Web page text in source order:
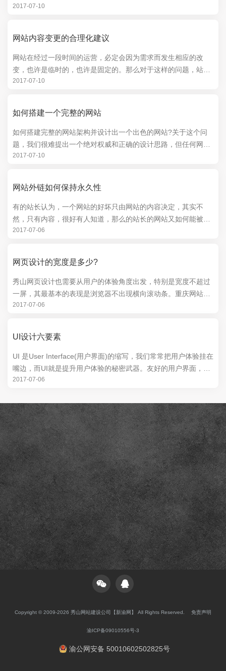
特别做联盟推广和流量合作时经常会用上，对网...
2017-07-10
网站内容变更的合理化建议
网站在经过一段时间的运营，必定会因为需求而发生相应的改
变，也许是临时的，也许是固定的。那么对于这样的问题，站长
们或者是SEO专家们应该如何应对呢?以下是关...
2017-07-10
如何搭建一个完整的网站
如何搭建完整的网站架构并设计出一个出色的网站?关于这个问
题，我们很难提出一个绝对权威和正确的设计思路，但任何网站
的设计都需要遵循一个循序渐进的步骤。那么，...
2017-07-10
网站外链如何保持永久性
有的站长认为，一个网站的好坏只由网站的内容决定，其实不
然，只有内容，很好有人知道，那么的站长的网站又如何能被别
人知道呢!正是这句话揭示外链对于网站关键词排...
2017-07-06
网页设计的宽度是多少?
秀山网页设计也需要从用户的体验角度出发，特别是宽度不超过
一屏，其最基本的表现是浏览器不出现横向滚动条。重庆网站建
专注秀山网站建设，秀山网页设计等建站服务，秀山网页设计
2017-07-06
UI设计六要素
UI 是User Interface(用户界面)的缩写，我们常常把用户体验挂在
嘴边，而UI就是提升用户体验的秘密武器。友好的用户界面，可
以实现用户与网站或者软件之间更好的...
2017-07-06
Copyright © 2009-2026 秀山网站建设公司【新渝网】 All Rights Reserved. 免责声明
渝ICP备09010556号-3
渝公网安备 50010602502825号